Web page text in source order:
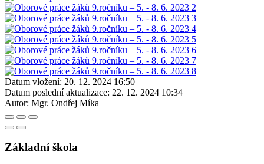
Datum vložení: 20. 12. 2024 16:50
Datum poslední aktualizace: 22. 12. 2024 10:34
Autor: Mgr. Ondřej Míka
Základní škola